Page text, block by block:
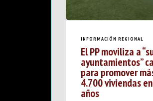
INFORMACIÓN REGIONAL
El PP moviliza a
ayuntamientos”
para promover
4.700 viviendas
años